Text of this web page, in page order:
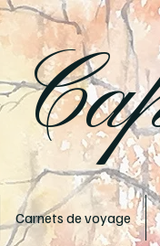
Carnets de voyage